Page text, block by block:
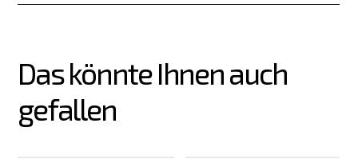
Das könnte Ihnen auch
gefallen